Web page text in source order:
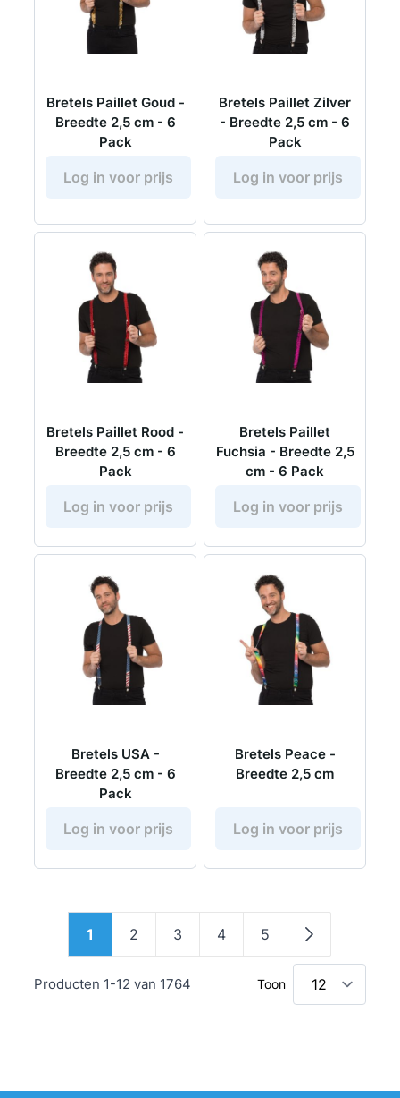
Bretels Paillet Goud -
Breedte 2,5 cm - 6
Pack
Log in voor prijs
Bretels Paillet Zilver
- Breedte 2,5 cm - 6
Pack
Log in voor prijs
Bretels Paillet Rood -
Breedte 2,5 cm - 6
Pack
Log in voor prijs
Bretels Paillet
Fuchsia - Breedte 2,5
cm - 6 Pack
Log in voor prijs
Bretels USA -
Breedte 2,5 cm - 6
Pack
Log in voor prijs
Bretels Peace -
Breedte 2,5 cm
Log in voor prijs
Producten 1-12 van 1764
U lees momenteel pagina
1 Pagina
2 Pagina
3 Pagina
4 Pagina
5 Pagina
Toon